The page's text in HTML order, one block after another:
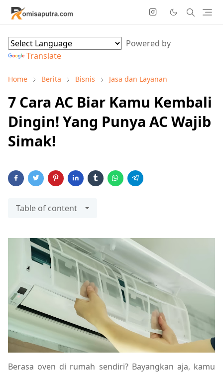
Powered by
Translate
Home Berita Bisnis Jasa dan Layanan
7 Cara AC Biar Kamu Kembali
Dingin! Yang Punya AC Wajib
Simak!
Table of content
Berasa oven di rumah sendiri? Bayangkan aja, kamu